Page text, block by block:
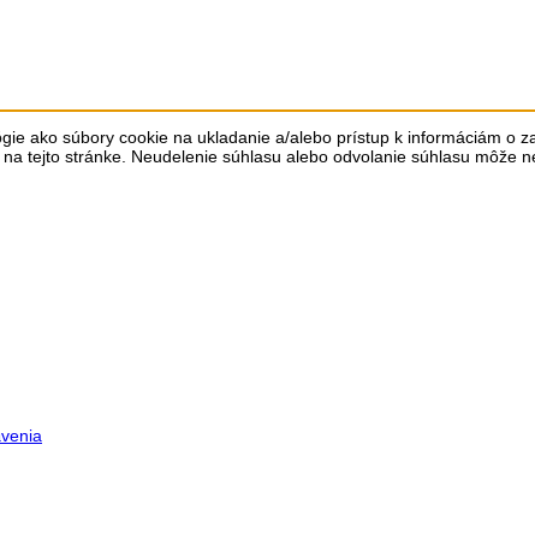
ako súbory cookie na ukladanie a/alebo prístup k informáciám o
tejto stránke. Neudelenie súhlasu alebo odvolanie súhlasu môže